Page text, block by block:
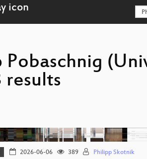
2026-06-06 389 Philipp Skotnik